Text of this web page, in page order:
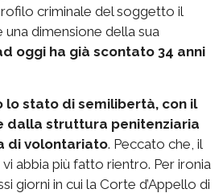
criminale del soggetto il
dimensione della sua
oggi ha già scontato 34 anni
lo stato di semilibertà, con il
dalla struttura penitenziaria
di volontariato. Peccato che, il
abbia più fatto rientro. Per ironia
giorni in cui la Corte d’Appello di